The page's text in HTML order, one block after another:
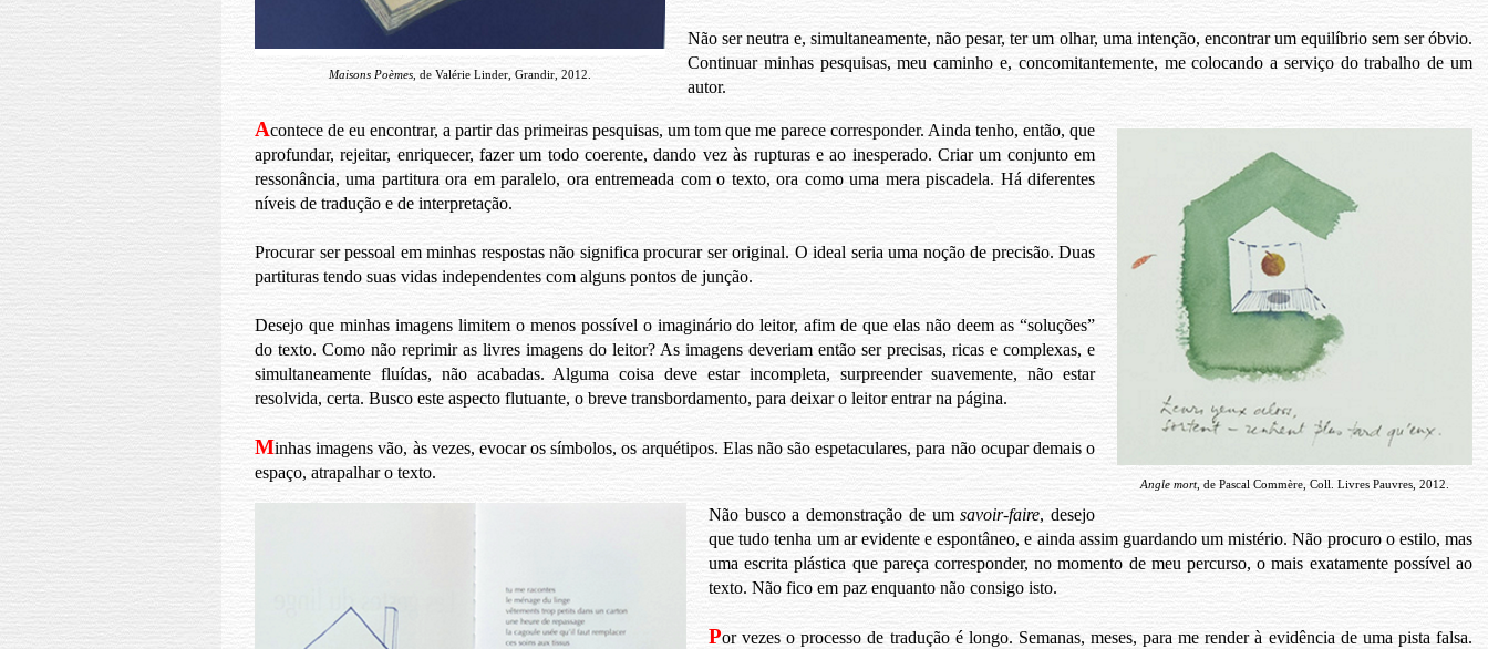
Maisons Poèmes , de Valérie Linder, Grandir, 2012.
Não ser neutra e, simultaneamente, não pesar, ter um olhar, uma intenção, encontrar um equilíbrio sem ser óbvio.
Continuar minhas pesquisas, meu caminho e, concomitantemente, me colocando a serviço do trabalho de um
autor.
Angle mort, de Pascal Commère, Coll. Livres Pauvres, 2012.
Acontece de eu encontrar, a partir das primeiras pesquisas, um tom que me parece corresponder. Ainda tenho, então, que
aprofundar, rejeitar, enriquecer, fazer um todo coerente, dando vez às rupturas e ao inesperado. Criar um conjunto em
ressonância, uma partitura ora em paralelo, ora entremeada com o texto, ora como uma mera piscadela. Há diferentes
níveis de tradução e de interpretação.
Procurar ser pessoal em minhas respostas não significa procurar ser original. O ideal seria uma noção de precisão. Duas
partituras tendo suas vidas independentes com alguns pontos de junção.
Desejo que minhas imagens limitem o menos possível o imaginário do leitor, afim de que elas não deem as “soluções”
do texto. Como não reprimir as livres imagens do leitor? As imagens deveriam então ser precisas, ricas e complexas, e
simultaneamente fluídas, não acabadas. Alguma coisa deve estar incompleta, surpreender suavemente, não estar
resolvida, certa. Busco este aspecto flutuante, o breve transbordamento, para deixar o leitor entrar na página.
Minhas imagens vão, às vezes, evocar os símbolos, os arquétipos. Elas não são espetaculares, para não ocupar demais o
espaço, atrapalhar o texto.
Não busco a demonstração de umsavoir-faire, desejo
que tudo tenha um ar evidente e espontâneo, e ainda assim guardando um mistério. Não procuro o estilo, mas
uma escrita plástica que pareça corresponder, no momento de meu percurso, o mais exatamente possível ao
texto. Não fico em paz enquanto não consigo isto.
Por vezes o processo de tradução é longo. Semanas, meses, para me render à evidência de uma pista falsa.